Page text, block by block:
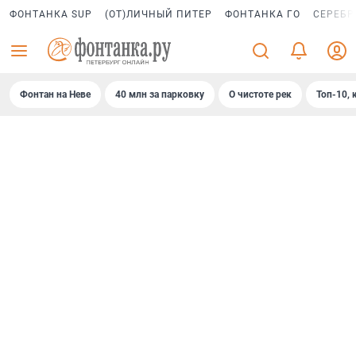
ФОНТАНКА SUP (ОТ)ЛИЧНЫЙ ПИТЕР ФОНТАНКА ГО
Фонтан на Неве 40 млн за парковку О чистоте рек Топ-10,